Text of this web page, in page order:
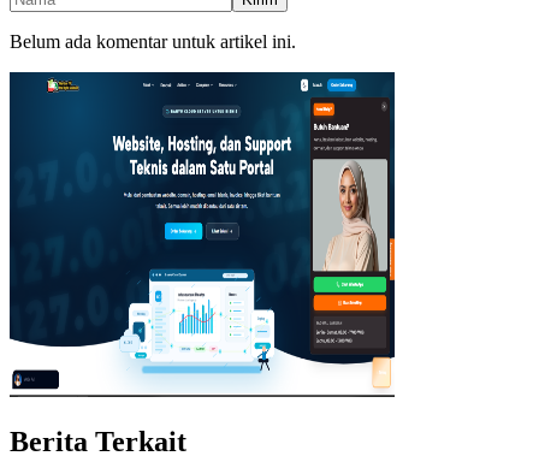
Belum ada komentar untuk artikel ini.
Berita Terkait